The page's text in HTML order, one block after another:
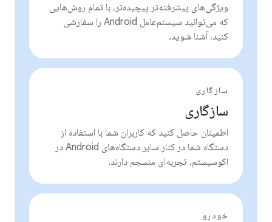
ویژگی‌های پیشرفته‌تر پیچیده‌تر، با تمام روش‌هایی
که می‌توانید سیستم‌عامل Android را سفارشی
کنید، آشنا شوید.
سازگاری
سازگاری
اطمینان حاصل کنید که کاربران شما با استفاده از
دستگاه شما در کنار سایر دستگاه‌های Android در
اکوسیستم، تجربه‌ای منسجم دارند.
خودرو